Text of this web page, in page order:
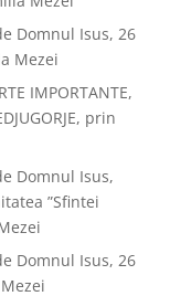
Domnul Isus, 26
Mezei
IMPORTANTE,
prin
Domnul Isus,
”Sfintei
Domnul Isus, 26